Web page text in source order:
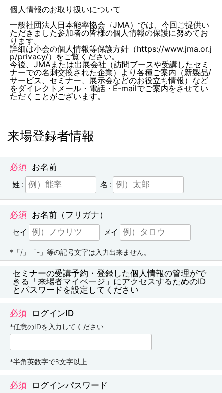
個人情報のお取り扱いについて
一般社団法人日本能率協会（JMA）では、今回ご提供い
ただきました参加者の皆様の個人情報の保護に努めてお
ります。
詳細は小会の個人情報等保護方針（https://www.jma.or.j
p/privacy/）をご覧ください。
今後、JMAまたは出展会社（訪問ブースや受講したセミ
ナーでの名刺交換された企業）より各種ご案内（新製品/
サービス、セミナー、展示会などのお役立ち情報）など
をダイレクトメール・電話・E-mailでご案内をさせてい
ただくことがございます。
来場登録者情報
お名前
姓 : 名 :
お名前（フリガナ）
セイ メイ
*「/」「-」等の記号文字は入力出来ません。
セミナーの受講予約・登録した個人情報の管理がで
きる「来場者マイページ」にアクセスするためのID
とパスワードを設定してください
ログインID
*任意のIDを入力してください
*半角英数字で8文字以上
ログインパスワード